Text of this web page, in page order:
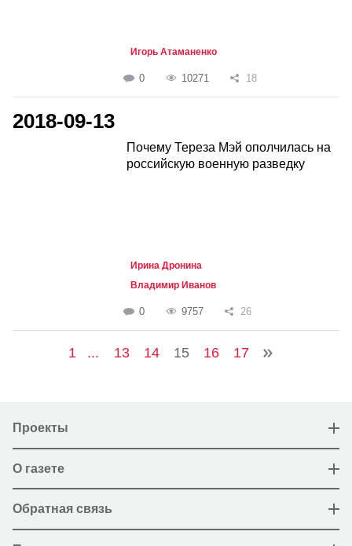
Игорь Атаманенко
0 10271 18
2018-09-13
Почему Тереза Мэй ополчилась на
российскую военную разведку
Ирина Дронина
Владимир Иванов
0 9757 26
1 ... 13 14 15 16 17
Проекты
О газете
Обратная связь